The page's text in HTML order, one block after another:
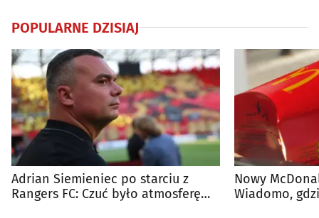
POPULARNE DZISIAJ
Adrian Siemieniec po starciu z
Rangers FC: Czuć było atmosferę
Nowy
Wiadomo,